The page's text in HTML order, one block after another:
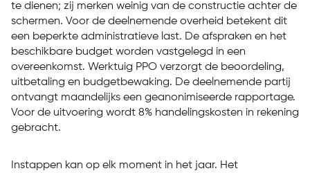
te dienen; zij merken weinig van de constructie achter de
schermen. Voor de deelnemende overheid betekent dit
een beperkte administratieve last. De afspraken en het
beschikbare budget worden vastgelegd in een
overeenkomst. Werktuig PPO verzorgt de beoordeling,
uitbetaling en budgetbewaking. De deelnemende partij
ontvangt maandelijks een geanonimiseerde rapportage.
Voor de uitvoering wordt 8% handelingskosten in rekening
gebracht.
Instappen kan op elk moment in het jaar. Het